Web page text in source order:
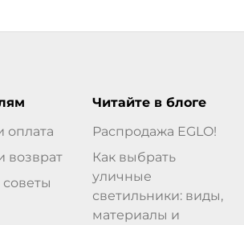
оплата
возврат
Читайте в блоге
Распродажа EGLO!
Как выбрать
уличные
светильники: виды,
материалы и